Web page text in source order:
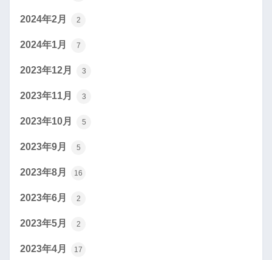
2024年2月 2
2024年1月 7
2023年12月 3
2023年11月 3
2023年10月 5
2023年9月 5
2023年8月 16
2023年6月 2
2023年5月 2
2023年4月 17